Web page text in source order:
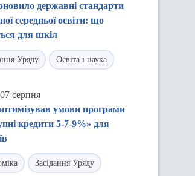
державні стандарти
середньої освіти: що
для шкіл
Уряду Освіта і наука
07 серпня
умови програми
кредити 5-7-9%» для
Засідання Уряду